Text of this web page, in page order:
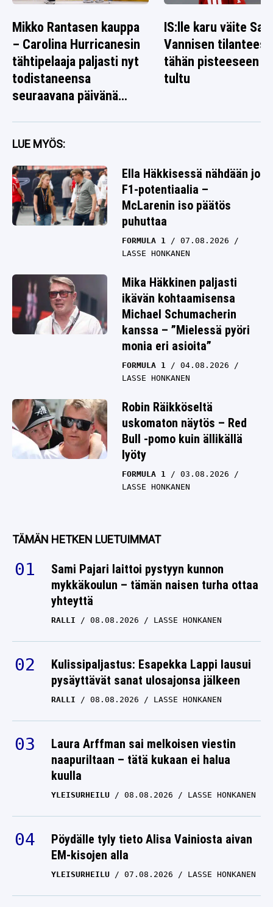
Mikko Rantasen kauppa
– Carolina Hurricanesin
tähtipelaaja paljasti nyt
todistaneensa
seuraavana päivänä
IS:lle karu väite
Vannisen
tähän pisteeseen
tultu
LUE MYÖS:
Ella Häkkisessä nähdään jo
F1-potentiaalia –
McLarenin iso päätös
puhuttaa
FORMULA 1
07.08.2026
LASSE HONKANEN
Mika Häkkinen paljasti
ikävän kohtaamisensa
Michael Schumacherin
kanssa – ”Mielessä pyöri
monia eri asioita”
FORMULA 1
04.08.2026
LASSE HONKANEN
Robin Räikköseltä
uskomaton näytös – Red
Bull -pomo kuin ällikällä
lyöty
FORMULA 1
03.08.2026
LASSE HONKANEN
TÄMÄN HETKEN LUETUIMMAT
Sami Pajari laittoi pystyyn kunnon
mykkäkoulun – tämän naisen turha ottaa
yhteyttä
RALLI 08.08.2026 LASSE HONKANEN
Kulissipaljastus: Esapekka Lappi lausui
pysäyttävät sanat ulosajonsa jälkeen
RALLI 08.08.2026 LASSE HONKANEN
Laura Arffman sai melkoisen viestin
naapuriltaan – tätä kukaan ei halua
kuulla
YLEISURHEILU 08.08.2026 LASSE HONKANEN
Pöydälle tyly tieto Alisa Vainiosta aivan
EM-kisojen alla
YLEISURHEILU 07.08.2026 LASSE HONKANEN